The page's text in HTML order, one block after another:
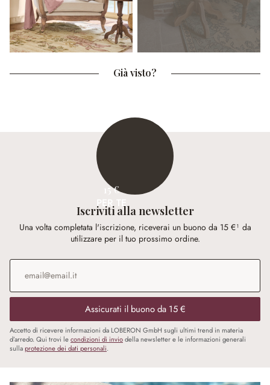
Già visto?
15 €
PER TE
Iscriviti alla newsletter
Una volta completata l'iscrizione, riceverai un buono da 15 €¹ da
utilizzare per il tuo prossimo ordine.
Indirizzo e-mail
Assicurati il buono da 15 €
Accetto di ricevere informazioni da LOBERON GmbH sugli ultimi trend in materia
d’arredo. Qui trovi lecondizioni di inviodella newsletter e le informazioni generali
sullaprotezione dei dati personali.